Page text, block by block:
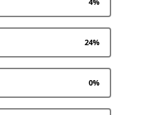
24%
0%